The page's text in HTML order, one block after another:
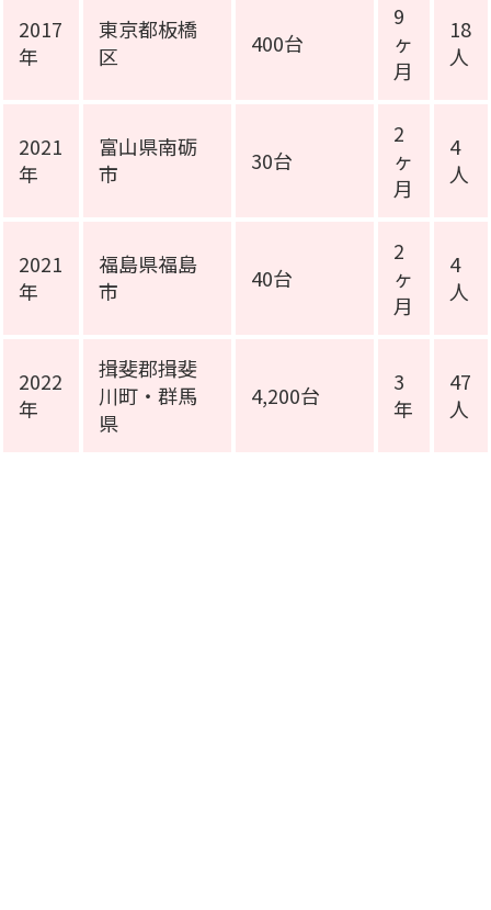
2017
年
東京都板橋
区
400台
9
ヶ
月
18
人
2021
年
富山県南砺
市
30台
2
ヶ
月
4
人
2021
年
福島県福島
市
40台
2
ヶ
月
4
人
2022
年
揖斐郡揖斐
川町・群馬
県
4,200台
3
年
47
人